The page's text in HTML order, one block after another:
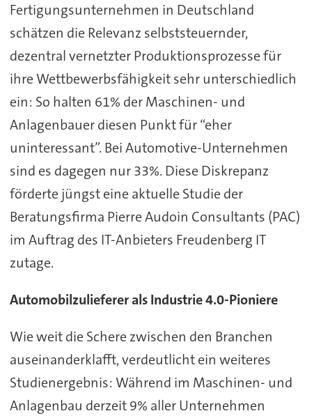
Fertigungsunternehmen in Deutschland
schätzen die Relevanz selbststeuernder,
dezentral vernetzter Produktionsprozesse für
ihre Wettbewerbsfähigkeit sehr unterschiedlich
ein: So halten 61% der Maschinen- und
Anlagenbauer diesen Punkt für “eher
uninteressant”. Bei Automotive-Unternehmen
sind es dagegen nur 33%. Diese Diskrepanz
förderte jüngst eine aktuelle Studie der
Beratungsfirma Pierre Audoin Consultants (PAC)
im Auftrag des IT-Anbieters Freudenberg IT
zutage.
Automobilzulieferer als Industrie 4.0-Pioniere
Wie weit die Schere zwischen den Branchen
auseinanderklafft, verdeutlicht ein weiteres
Studienergebnis: Während im Maschinen- und
Anlagenbau derzeit 9% aller Unternehmen